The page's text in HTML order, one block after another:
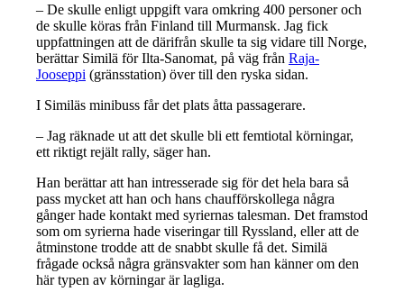
– De skulle enligt uppgift vara omkring 400 personer och
de skulle köras från Finland till Murmansk. Jag fick
uppfattningen att de därifrån skulle ta sig vidare till Norge,
berättar Similä för Ilta-Sanomat, på väg från Raja-
Jooseppi (gränsstation) över till den ryska sidan.
I Similäs minibuss får det plats åtta passagerare.
– Jag räknade ut att det skulle bli ett femtiotal körningar,
ett riktigt rejält rally, säger han.
Han berättar att han intresserade sig för det hela bara så
pass mycket att han och hans chaufförskollega några
gånger hade kontakt med syriernas talesman. Det framstod
som om syrierna hade viseringar till Ryssland, eller att de
åtminstone trodde att de snabbt skulle få det. Similä
frågade också några gränsvakter som han känner om den
här typen av körningar är lagliga.